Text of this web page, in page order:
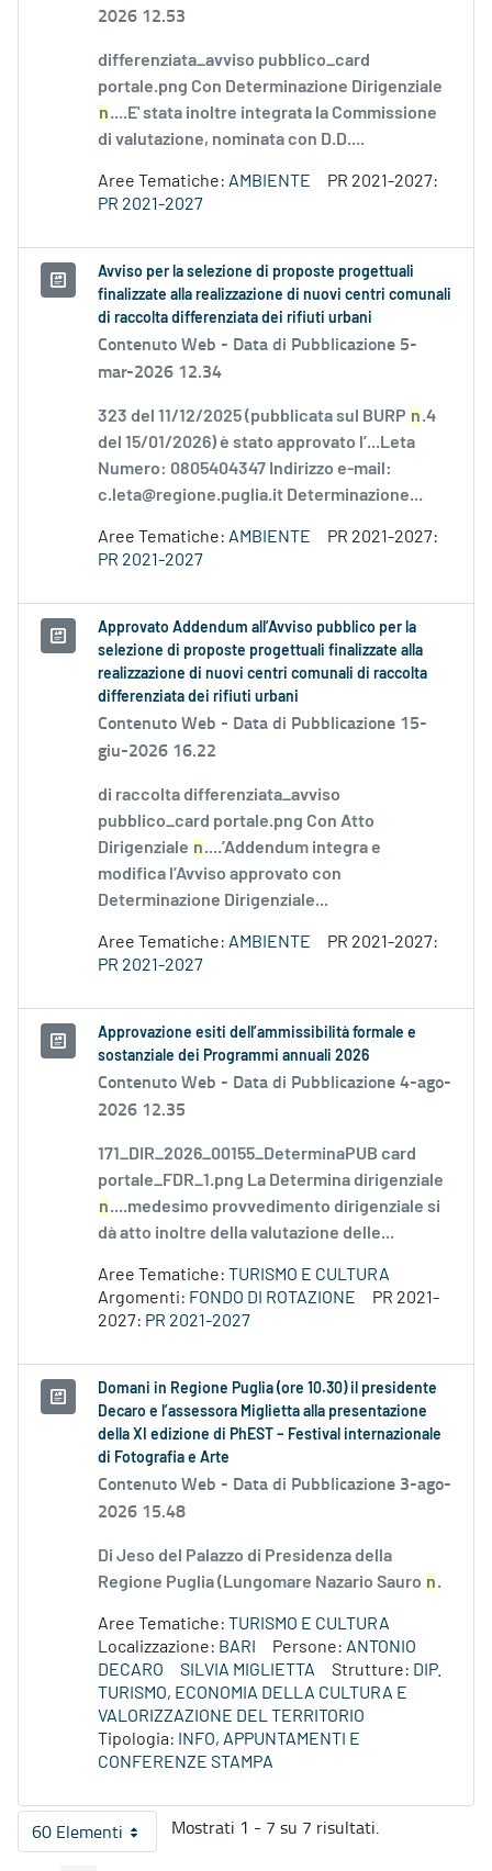
2026 12.53
differenziata_avviso pubblico_card
portale.png Con Determinazione Dirigenziale
n....E' stata inoltre integrata la Commissione
di valutazione, nominata con D.D....
Aree Tematiche: AMBIENTE
PR 2021-2027:
PR 2021-2027
Avviso per la selezione di proposte progettuali
finalizzate alla realizzazione di nuovi centri comunali
di raccolta differenziata dei rifiuti urbani
Contenuto Web - Data di Pubblicazione 5-
mar-2026 12.34
323 del 11/12/2025 (pubblicata sul BURP n.4
del 15/01/2026) è stato approvato l’...Leta
Numero: 0805404347 Indirizzo e-mail:
c.leta@regione.puglia.it Determinazione...
Aree Tematiche: AMBIENTE
PR 2021-2027:
PR 2021-2027
Approvato Addendum all’Avviso pubblico per la
selezione di proposte progettuali finalizzate alla
realizzazione di nuovi centri comunali di raccolta
differenziata dei rifiuti urbani
Contenuto Web - Data di Pubblicazione 15-
giu-2026 16.22
di raccolta differenziata_avviso
pubblico_card portale.png Con Atto
Dirigenziale n....’Addendum integra e
modifica l’Avviso approvato con
Determinazione Dirigenziale...
Aree Tematiche: AMBIENTE
PR 2021-2027:
PR 2021-2027
Approvazione esiti dell’ammissibilità formale e
sostanziale dei Programmi annuali 2026
Contenuto Web - Data di Pubblicazione 4-ago-
2026 12.35
171_DIR_2026_00155_DeterminaPUB card
portale_FDR_1.png La Determina dirigenziale
n....medesimo provvedimento dirigenziale si
dà atto inoltre della valutazione delle...
Aree Tematiche: TURISMO E CULTURA
Argomenti: FONDO DI ROTAZIONE
PR 2021-
2027: PR 2021-2027
Domani in Regione Puglia (ore 10.30) il presidente
Decaro e l’assessora Miglietta alla presentazione
della XI edizione di PhEST – Festival internazionale
di Fotografia e Arte
Contenuto Web - Data di Pubblicazione 3-ago-
2026 15.48
Di Jeso del Palazzo di Presidenza della
Regione Puglia (Lungomare Nazario Sauro n.
Aree Tematiche: TURISMO E CULTURA
Localizzazione: BARI Persone: ANTONIO
DECARO
SILVIA MIGLIETTA Strutture: DIP.
TURISMO, ECONOMIA DELLA CULTURA E
VALORIZZAZIONE DEL TERRITORIO
Tipologia:
INFO, APPUNTAMENTI E
CONFERENZE STAMPA
60 ElementiPer pagina
Mostrati 1 - 7 su 7 risultati.